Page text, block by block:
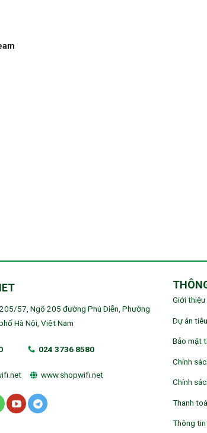
57, Ngõ 205 đường Phú Diễn, Phường
Hà Nội, Việt Nam
024 3736 8580
www.shopwifi.net
Giới
Dự án
Bảo mật
Chính
Chính
Thanh
Thông tin